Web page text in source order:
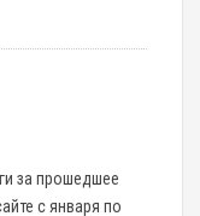
за прошедшее
с января по